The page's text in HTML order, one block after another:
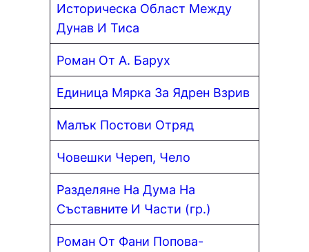
Историческа Област Между
Дунав И Тиса
Роман От А. Барух
Единица Мярка За Ядрен Взрив
Малък Постови Отряд
Човешки Череп, Чело
Разделяне На Дума На
Съставните И Части (гр.)
Роман От Фани Попова-